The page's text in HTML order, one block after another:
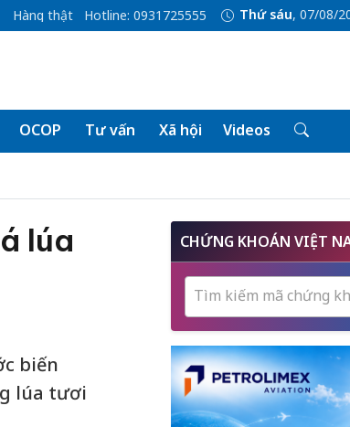
Hàng thật Hotline: 0931725555 Thứ sáu, 07/08/
OCOP Tư vấn Xã hội Videos
lúa
biến
lúa tươi
CHỨNG KHOÁN VIỆT
Tìm kiếm mã chứng